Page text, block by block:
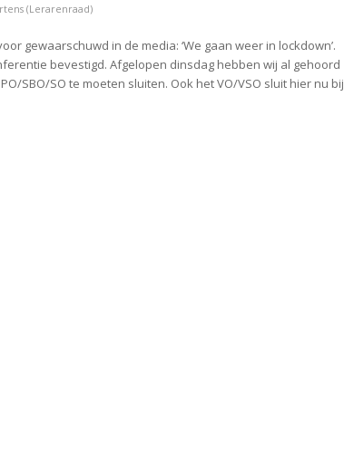
(Lerarenraad)
gewaarschuwd in de media: ‘We gaan weer in lockdown’.
bevestigd. Afgelopen dinsdag hebben wij al gehoord
SBO/SO te moeten sluiten. Ook het VO/VSO sluit hier nu bij